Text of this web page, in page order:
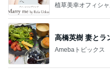
植草美幸オフィシ
高橋英樹 妻とラ
Amebaトピックス